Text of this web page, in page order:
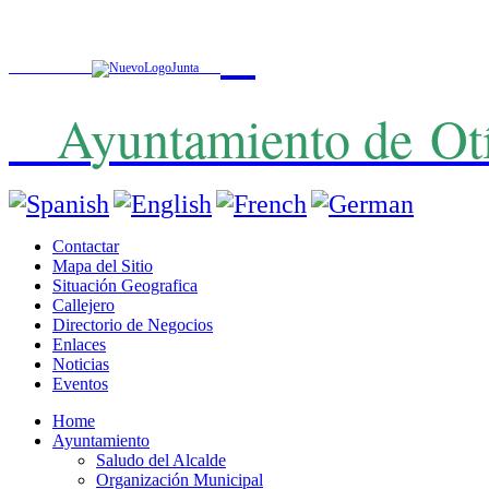
Ayuntamiento de
Contactar
Mapa del Sitio
Situación Geografica
Callejero
Directorio de Negocios
Enlaces
Noticias
Eventos
Home
Ayuntamiento
Saludo del Alcalde
Organización Municipal